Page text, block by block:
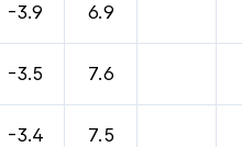
-3.9 6.9
-3.5 7.6
-3.4 7.5